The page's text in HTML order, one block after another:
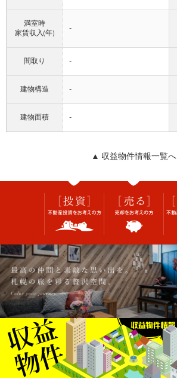
満室時
家賃収入(年)
-
間取り -
建物構造 -
建物面積 -
▲ 収益物件情報一覧へ